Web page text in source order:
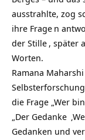
ausstrahlte, zog
ihre Frage n
der Stille , später
Worten.
Ramana
die Frage „Wer
„Der Gedanke ‚
Gedanken und